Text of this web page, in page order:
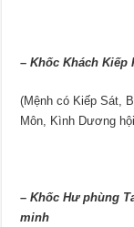
–Khốc Khách Kiếp
(Mệnh có Kiếp Sát,
Môn, Kình Dương
–Khốc Hư phùng
minh